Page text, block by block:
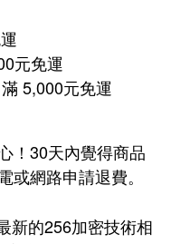
元免運
5,000元免運
！30天內覺得商品
或網路申請退費。
新的256加密技術相